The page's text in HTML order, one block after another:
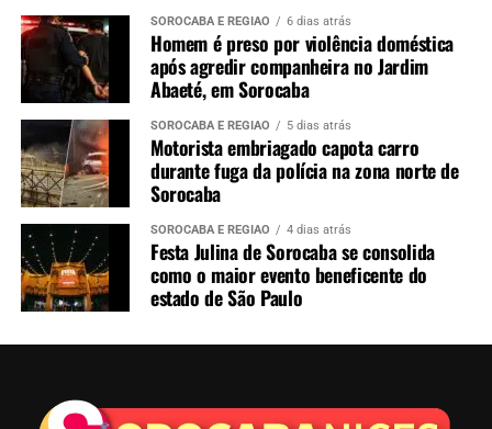
SOROCABA E REGIÃO 6 dias atrás
Homem é preso por violência doméstica
após agredir companheira no Jardim
Abaeté, em Sorocaba
SOROCABA E REGIÃO 5 dias atrás
Motorista embriagado capota carro
durante fuga da polícia na zona norte de
Sorocaba
SOROCABA E REGIÃO 4 dias atrás
Festa Julina de Sorocaba se consolida
como o maior evento beneficente do
estado de São Paulo